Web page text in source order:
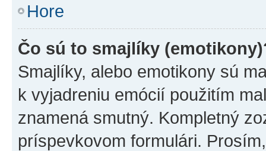
Hore
Čo sú to smajlíky
Smajlíky, alebo emotikony sú
k vyjadreniu emócií použitím
znamená smutný. Kompletný
príspevkovom formulári.